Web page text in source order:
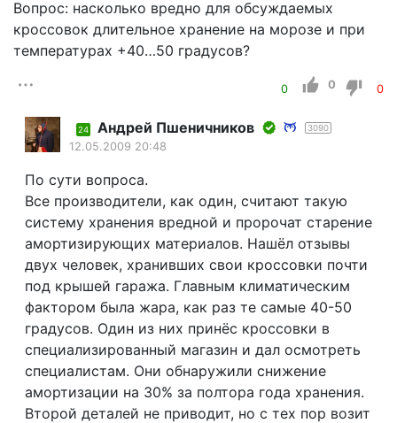
Вопрос: насколько вредно для обсуждаемых
кроссовок длительное хранение на морозе и при
температурах +40…50 градусов?
0 0 0
24 Андрей Пшеничников 3090
12.05.2009 20:48
По сути вопроса.
Все производители, как один, считают такую
систему хранения вредной и пророчат старение
амортизирующих материалов. Нашёл отзывы
двух человек, хранивших свои кроссовки почти
под крышей гаража. Главным климатическим
фактором была жара, как раз те самые 40-50
градусов. Один из них принёс кроссовки в
специализированный магазин и дал осмотреть
специалистам. Они обнаружили снижение
амортизации на 30% за полтора года хранения.
Второй деталей не приводит, но с тех пор возит